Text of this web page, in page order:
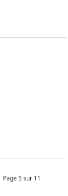
Page 5 sur 11